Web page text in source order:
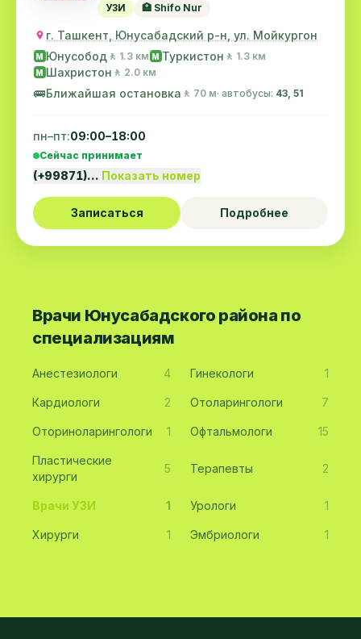
УЗИ 🏥 Shifo Nur
г. Ташкент, Юнусабадский р-н, ул. Мойкургон
M Юнусобод 🚶 1.3 км M Туркистон 🚶 1.3 км
M Шахристон 🚶 2.0 км
🚌Ближайшая остановка 🚶 70 м· автобусы: 43, 51
пн–пт:09:00–18:00
Сейчас принимает
(+99871)… Показать номер
Записаться Подробнее
Врачи Юнусабадского района по
специализациям
Анестезиологи 4 Гинекологи 1
Кардиологи 2 Отоларингологи 7
Оториноларингологи 1 Офтальмологи 15
Пластические
хирурги
5 Терапевты 2
Врачи УЗИ 1 Урологи 1
Хирурги 1 Эмбриологи 1